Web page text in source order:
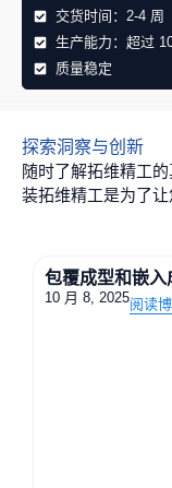
精确性和
数控切割和折弯
公差，确保可重
经济高
交货时间：2-4 周
生产能力：超过
质量稳定
探索洞察与创新
随时了解拓维精工
装拓维精工是为了
包覆成型和嵌入
10 月 8, 2025阅读